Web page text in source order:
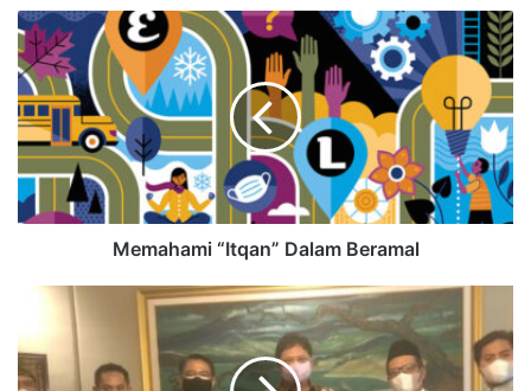
Memahami “Itqan” Dalam Beramal